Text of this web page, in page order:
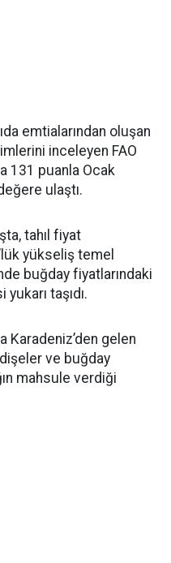
emtialarından oluşan
inceleyen FAO
131 puanla Ocak
ulaştı.
tahıl fiyat
yükseliş temel
buğday fiyatlarındaki
taşıdı.
Karadeniz’den gelen
ve buğday
mahsule verdiği